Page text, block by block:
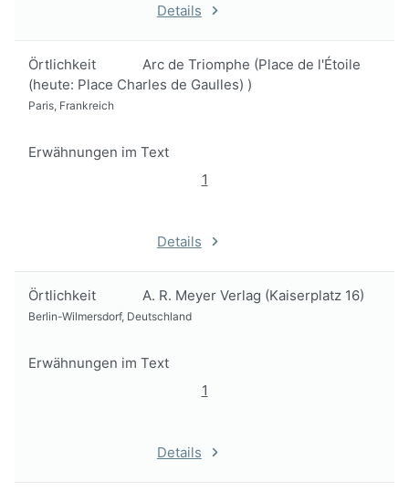
Details
Örtlichkeit
Arc de Triomphe (Place de l'Étoile
(heute: Place Charles de Gaulles) )
Paris, Frankreich
Erwähnungen im Text
1
Details
Örtlichkeit A. R. Meyer Verlag (Kaiserplatz 16)
Berlin-Wilmersdorf, Deutschland
Erwähnungen im Text
1
Details